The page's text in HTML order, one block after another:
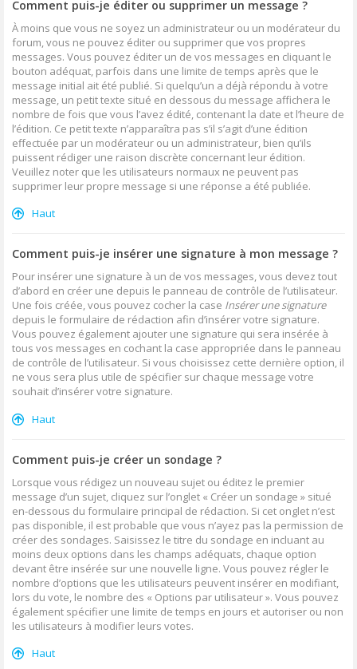
Comment puis-je éditer ou supprimer un message ?
À moins que vous ne soyez un administrateur ou un modérateur du
forum, vous ne pouvez éditer ou supprimer que vos propres
messages. Vous pouvez éditer un de vos messages en cliquant le
bouton adéquat, parfois dans une limite de temps après que le
message initial ait été publié. Si quelqu’un a déjà répondu à votre
message, un petit texte situé en dessous du message affichera le
nombre de fois que vous l’avez édité, contenant la date et l’heure de
l’édition. Ce petit texte n’apparaîtra pas s’il s’agit d’une édition
effectuée par un modérateur ou un administrateur, bien qu’ils
puissent rédiger une raison discrète concernant leur édition.
Veuillez noter que les utilisateurs normaux ne peuvent pas
supprimer leur propre message si une réponse a été publiée.
Haut
Comment puis-je insérer une signature à mon message ?
Pour insérer une signature à un de vos messages, vous devez tout
d’abord en créer une depuis le panneau de contrôle de l’utilisateur.
Une fois créée, vous pouvez cocher la case Insérer une signature
depuis le formulaire de rédaction afin d’insérer votre signature.
Vous pouvez également ajouter une signature qui sera insérée à
tous vos messages en cochant la case appropriée dans le panneau
de contrôle de l’utilisateur. Si vous choisissez cette dernière option, il
ne vous sera plus utile de spécifier sur chaque message votre
souhait d’insérer votre signature.
Haut
Comment puis-je créer un sondage ?
Lorsque vous rédigez un nouveau sujet ou éditez le premier
message d’un sujet, cliquez sur l’onglet « Créer un sondage » situé
en-dessous du formulaire principal de rédaction. Si cet onglet n’est
pas disponible, il est probable que vous n’ayez pas la permission de
créer des sondages. Saisissez le titre du sondage en incluant au
moins deux options dans les champs adéquats, chaque option
devant être insérée sur une nouvelle ligne. Vous pouvez régler le
nombre d’options que les utilisateurs peuvent insérer en modifiant,
lors du vote, le nombre des « Options par utilisateur ». Vous pouvez
également spécifier une limite de temps en jours et autoriser ou non
les utilisateurs à modifier leurs votes.
Haut